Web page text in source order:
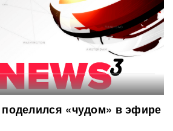
«чудом» в эфире